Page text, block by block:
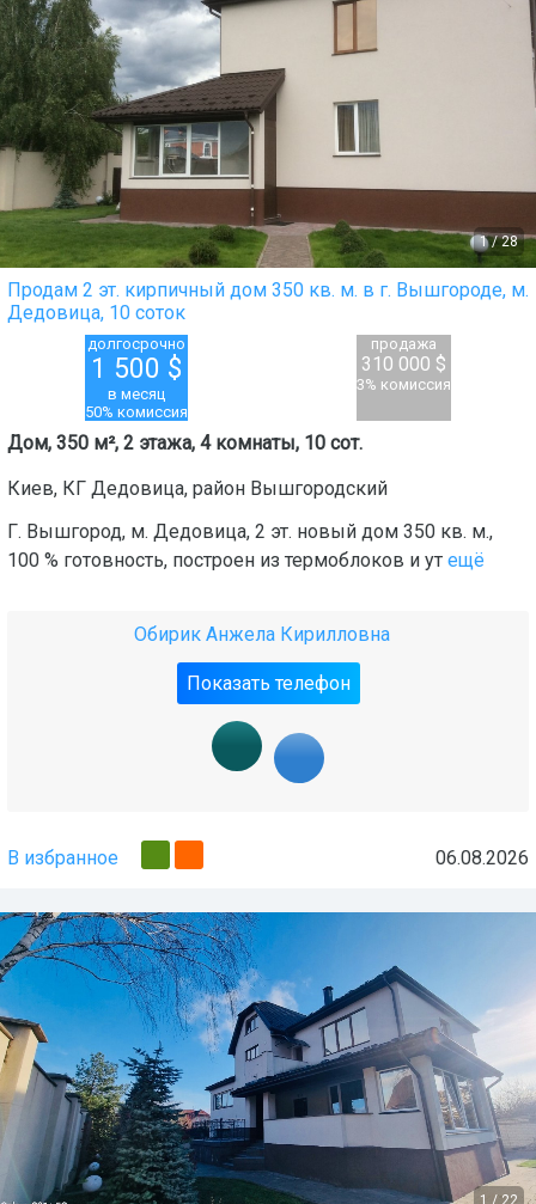
1/28
Продам 2 эт. кирпичный дом 350 кв. м. в г. Вышгороде, м.
Дедовица, 10 соток
долгосрочно
1 500 $
в месяц
50% комиссия
продажа
310 000 $
3% комиссия
Дом, 350 м², 2 этажа, 4 комнаты, 10 сот.
Киев, КГ Дедовица, район Вышгородский
Г. Вышгород, м. Дедовица, 2 эт. новый дом 350 кв. м.,
100 % готовность, построен из термоблоков и ут ещё
Обирик Анжела Кирилловна
Показать телефон
В избранное 06.08.2026
1 / 22